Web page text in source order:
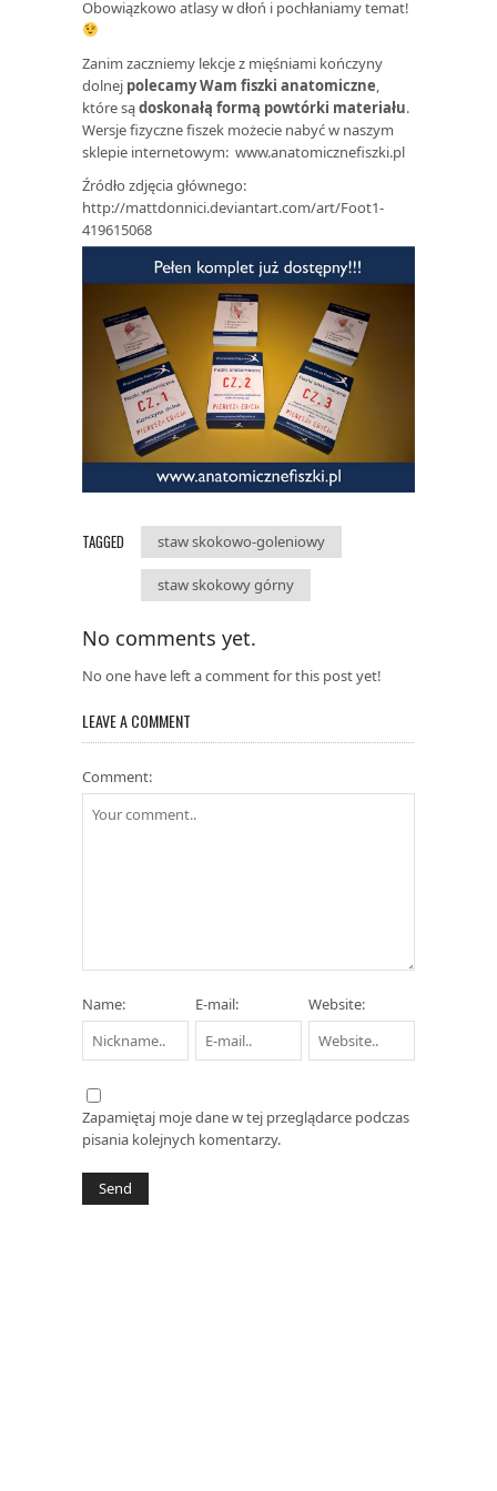
Obowiązkowo atlasy w dłoń i pochłaniamy temat!
Zanim zaczniemy lekcje z mięśniami kończyny
dolnej polecamy Wam fiszki anatomiczne,
które sądoskonałą formą powtórki materiału.
Wersje fizyczne fiszek możecie nabyć w naszym
sklepie internetowym: www.anatomicznefiszki.pl
Źródło zdjęcia głównego:
http://mattdonnici.deviantart.com/art/Foot1-
419615068
TAGGED staw skokowo-goleniowy
staw skokowy górny
No comments yet.
No one have left a comment for this post yet!
LEAVE A COMMENT
Comment:
Name: E-mail: Website:
Zapamiętaj moje dane w tej przeglądarce podczas
pisania kolejnych komentarzy.